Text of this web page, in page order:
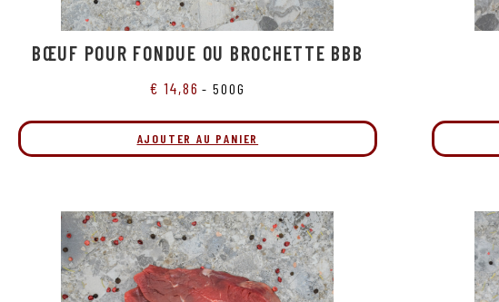
BŒUF POUR FONDUE OU BROCHETTE BBB
€ 14,86 - 500G
AJOUTER AU PANIER